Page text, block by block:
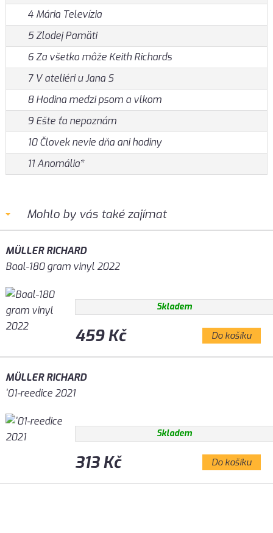
4 Mária Televízia
5 Zlodej Pamäti
6 Za všetko môže Keith Richards
7 V ateliéri u Jana S
8 Hodina medzi psom a vlkom
9 Ešte ťa nepoznám
10 Človek nevie dňa ani hodiny
11 Anomália*
Mohlo by vás také zajímat
MÜLLER RICHARD
Baal-180 gram vinyl 2022
Skladem
459 Kč Do košíku
MÜLLER RICHARD
'01-reedice 2021
Skladem
313 Kč Do košíku